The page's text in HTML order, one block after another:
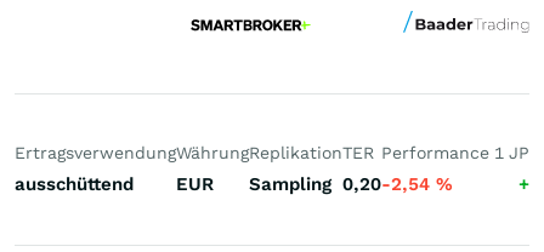
Ertragsverwendung
ausschüttend
Währung
EUR
Replikation
Sampling
TER
0,20
Performance 1 J
-2,54 %